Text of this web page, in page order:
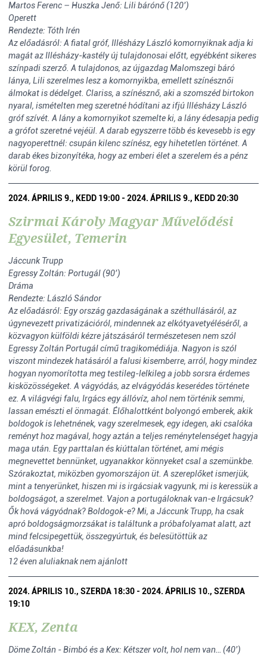
Martos Ferenc – Huszka Jenő: Lili bárónő (120’)
Operett
Rendezte: Tóth Irén
Az előadásról: A fiatal gróf, Illésházy László komornyiknak adja ki
magát az Illésházy-kastély új tulajdonosai előtt, egyébként sikeres
színpadi szerző. A tulajdonos, az újgazdag Malomszegi báró
lánya, Lili szerelmes lesz a komornyikba, emellett színésznői
álmokat is dédelget. Clariss, a színésznő, aki a szomszéd birtokon
nyaral, ismételten meg szeretné hódítani az ifjú Illésházy László
gróf szívét. A lány a komornyikot szemelte ki, a lány édesapja pedig
a grófot szeretné vejéül. A darab egyszerre több és kevesebb is egy
nagyoperettnél: csupán kilenc színész, egy hihetetlen történet. A
darab ékes bizonyítéka, hogy az emberi élet a szerelem és a pénz
körül forog.
2024. ÁPRILIS 9., KEDD 19:00 - 2024. ÁPRILIS 9., KEDD 20:30
Szirmai Károly Magyar Művelődési
Egyesület, Temerin
Jáccunk Trupp
Egressy Zoltán: Portugál (90’)
Dráma
Rendezte: László Sándor
Az előadásról: Egy ország gazdaságának a széthullásáról, az
úgynevezett privatizációról, mindennek az elkótyavetyéléséről, a
közvagyon külföldi kézre játszásáról természetesen nem szól
Egressy Zoltán Portugál című tragikomédiája. Nagyon is szól
viszont mindezek hatásáról a falusi kisemberre, arról, hogy mindez
hogyan nyomorította meg testileg-lelkileg a jobb sorsra érdemes
kisközösségeket. A vágyódás, az elvágyódás keserédes története
ez. A világvégi falu, Irgács egy állóvíz, ahol nem történik semmi,
lassan emészti el önmagát. Élőhalottként bolyongó emberek, akik
boldogok is lehetnének, vagy szerelmesek, egy idegen, aki csalóka
reményt hoz magával, hogy aztán a teljes reménytelenséget hagyja
maga után. Egy parttalan és kiúttalan történet, ami mégis
megnevettet bennünket, ugyanakkor könnyeket csal a szemünkbe.
Szórakoztat, miközben gyomorszájon üt. A szereplőket ismerjük,
mint a tenyerünket, hiszen mi is irgácsiak vagyunk, mi is keressük a
boldogságot, a szerelmet. Vajon a portugáloknak van-e Irgácsuk?
Ők hová vágyódnak? Boldogok-e? Mi, a Jáccunk Trupp, ha csak
apró boldogságmorzsákat is találtunk a próbafolyamat alatt, azt
mind felcsipegettük, összegyúrtuk, és belesütöttük az
előadásunkba!
12 éven aluliaknak nem ajánlott
2024. ÁPRILIS 10., SZERDA 18:30 - 2024. ÁPRILIS 10., SZERDA
19:10
KEX, Zenta
Döme Zoltán - Bimbó és a Kex: Kétszer volt, hol nem van… (40’)